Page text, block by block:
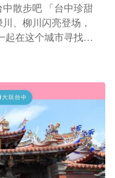
散步吧 「台中珍甜
、柳川闪亮登场，
起在这个城市寻找冬
耶诞 12/12(五)－
---------------------
系列活动 杰米尼圣诞
猫格圣诞乐喜剧
夜 12/13(六) 14:00-
台中市太平区大兴
Eb6rQK ---------------
能钢铁大赛